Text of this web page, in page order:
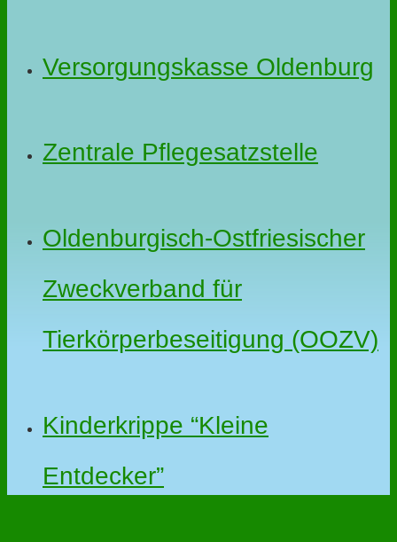
Versorgungskasse Oldenburg
Zentrale Pflegesatzstelle
Oldenburgisch-Ostfriesischer
Zweckverband für
Tierkörperbeseitigung (OOZV)
Kinderkrippe “Kleine
Entdecker”